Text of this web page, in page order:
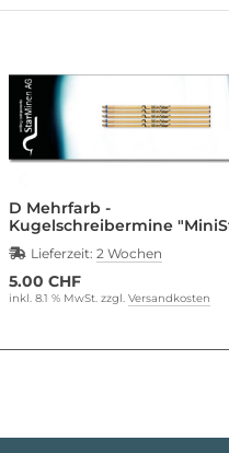
D Mehrfarb -
Kugelschreibermine
Lieferzeit: 2 Wochen
5.00 CHF
inkl. 8.1 % MwSt. zzgl. Versandkosten
Pen